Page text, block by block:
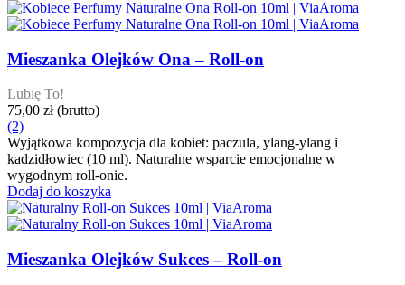
Mieszanka Olejków Ona – Roll-on
Lubię To!
75,00 zł (brutto)
(2)
Wyjątkowa kompozycja dla kobiet: paczula, ylang-ylang i
kadzidłowiec (10 ml). Naturalne wsparcie emocjonalne w
wygodnym roll-onie.
Dodaj do koszyka
Mieszanka Olejków Sukces – Roll-on